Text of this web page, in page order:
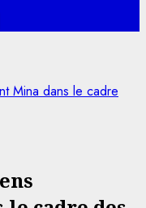
Mina dans le cadre